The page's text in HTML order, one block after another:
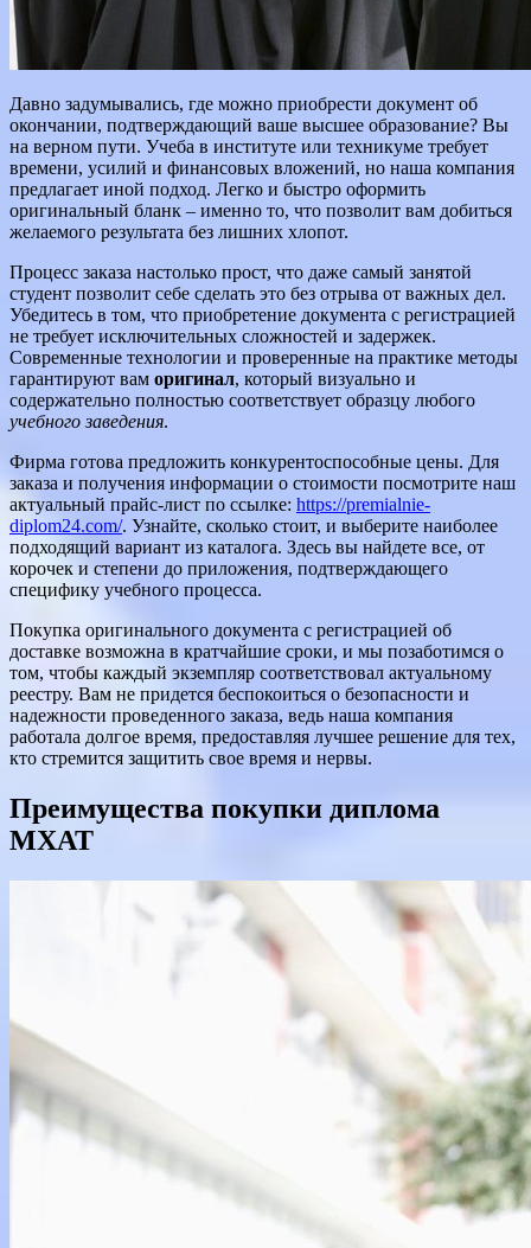
Давно задумывались, где можно приобрести документ об
окончании, подтверждающий ваше высшее образование? Вы
на верном пути. Учеба в институте или техникуме требует
времени, усилий и финансовых вложений, но наша компания
предлагает иной подход. Легко и быстро оформить
оригинальный бланк – именно то, что позволит вам добиться
желаемого результата без лишних хлопот.
Процесс заказа настолько прост, что даже самый занятой
студент позволит себе сделать это без отрыва от важных дел.
Убедитесь в том, что приобретение документа с регистрацией
не требует исключительных сложностей и задержек.
Современные технологии и проверенные на практике методы
гарантируют вам оригинал, который визуально и
содержательно полностью соответствует образцу любого
учебного заведения.
Фирма готова предложить конкурентоспособные цены. Для
заказа и получения информации о стоимости посмотрите наш
актуальный прайс-лист по ссылке: https://premialnie-
diplom24.com/. Узнайте, сколько стоит, и выберите наиболее
подходящий вариант из каталога. Здесь вы найдете все, от
корочек и степени до приложения, подтверждающего
специфику учебного процесса.
Покупка оригинального документа с регистрацией об
доставке возможна в кратчайшие сроки, и мы позаботимся о
том, чтобы каждый экземпляр соответствовал актуальному
реестру. Вам не придется беспокоиться о безопасности и
надежности проведенного заказа, ведь наша компания
работала долгое время, предоставляя лучшее решение для тех,
кто стремится защитить свое время и нервы.
Преимущества покупки диплома
МХАТ